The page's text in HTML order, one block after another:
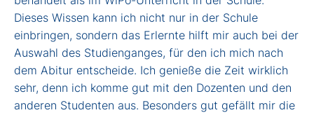
Dieses Wissen kann ich nicht nur in der Schule
einbringen, sondern das Erlernte hilft mir auch bei der
Auswahl des Studienganges, für den ich mich nach
dem Abitur entscheide. Ich genieße die Zeit wirklich
sehr, denn ich komme gut mit den Dozenten und den
anderen Studenten aus. Besonders gut gefällt mir die